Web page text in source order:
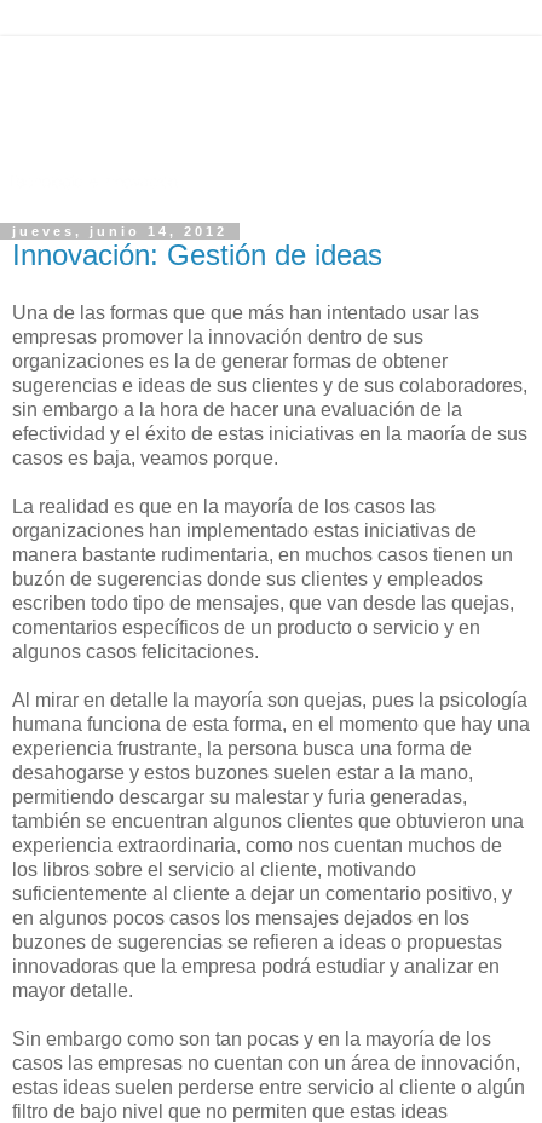
jueves, junio 14, 2012
Innovación: Gestión de ideas
Una de las formas que que más han intentado usar las
empresas promover la innovación dentro de sus
organizaciones es la de generar formas de obtener
sugerencias e ideas de sus clientes y de sus colaboradores,
sin embargo a la hora de hacer una evaluación de la
efectividad y el éxito de estas iniciativas en la maoría de sus
casos es baja, veamos porque.
La realidad es que en la mayoría de los casos las
organizaciones han implementado estas iniciativas de
manera bastante rudimentaria, en muchos casos tienen un
buzón de sugerencias donde sus clientes y empleados
escriben todo tipo de mensajes, que van desde las quejas,
comentarios específicos de un producto o servicio y en
algunos casos felicitaciones.
Al mirar en detalle la mayoría son quejas, pues la psicología
humana funciona de esta forma, en el momento que hay una
experiencia frustrante, la persona busca una forma de
desahogarse y estos buzones suelen estar a la mano,
permitiendo descargar su malestar y furia generadas,
también se encuentran algunos clientes que obtuvieron una
experiencia extraordinaria, como nos cuentan muchos de
los libros sobre el servicio al cliente, motivando
suficientemente al cliente a dejar un comentario positivo, y
en algunos pocos casos los mensajes dejados en los
buzones de sugerencias se refieren a ideas o propuestas
innovadoras que la empresa podrá estudiar y analizar en
mayor detalle.
Sin embargo como son tan pocas y en la mayoría de los
casos las empresas no cuentan con un área de innovación,
estas ideas suelen perderse entre servicio al cliente o algún
filtro de bajo nivel que no permiten que estas ideas